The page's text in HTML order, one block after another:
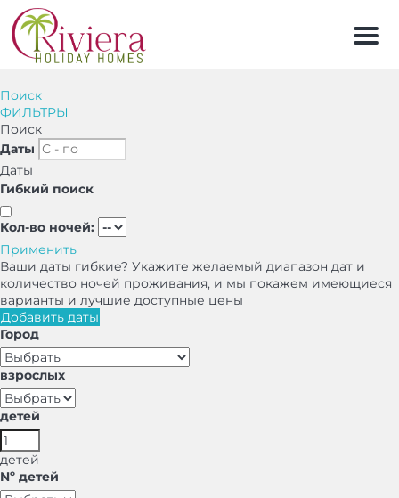
Поиск
ФИЛЬТРЫ
Поиск
Даты
Даты
Гибкий поиск
Кол-во ночей:
Применить
Ваши даты гибкие? Укажите желаемый диапазон дат и
количество ночей проживания, и мы покажем имеющиеся
варианты и лучшие доступные цены
Добавить даты
Город
взрослых
детей
детей
Nº детей